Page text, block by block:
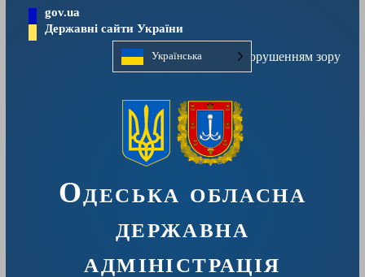
вмісту
gov.ua
Державні сайти України
УкраїнськаЛюдям із порушенням зору
Одеська обласна
державна
адміністрація